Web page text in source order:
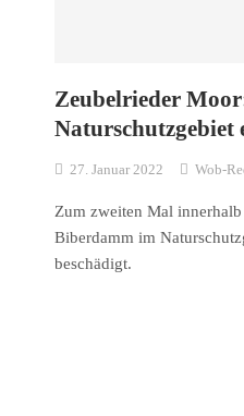
Zeubelrieder
Naturschutzgebiet
27. Januar 2022 Wob-
Zum zweiten Mal
Biberdamm im
beschädigt.